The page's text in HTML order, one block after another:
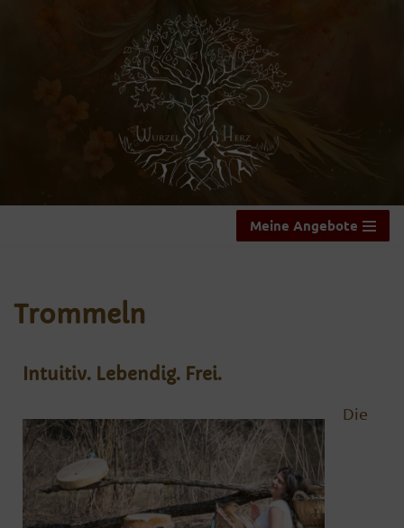
Meine Angebote
Trommeln
Intuitiv. Lebendig. Frei.
Die